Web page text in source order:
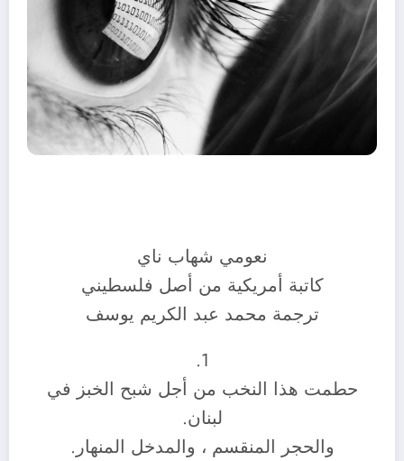
نعومي شهاب ناي
كاتبة أمريكية من أصل فلسطيني
ترجمة محمد عبد الكريم يوسف
1.
حطمت هذا النخب من أجل شبح الخبز في
لبنان.
والحجر المنقسم ، والمدخل المنهار.